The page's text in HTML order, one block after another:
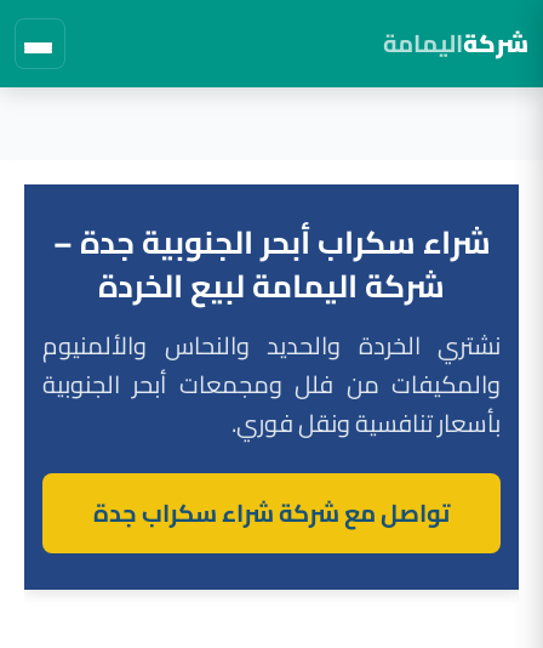
شركةاليمامة
شراء سكراب أبحر الجنوبية جدة –
شركة اليمامة لبيع الخردة
نشتري الخردة والحديد والنحاس والألمنيوم
والمكيفات من فلل ومجمعات أبحر الجنوبية
بأسعار تنافسية ونقل فوري.
تواصل مع شركة شراء سكراب جدة